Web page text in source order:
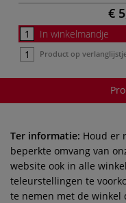
€
In winkelmandje
Product op
Ter informatie: Houd er
beperkte omvang van
website ook in alle
teleurstellingen te
te nemen met de winkel